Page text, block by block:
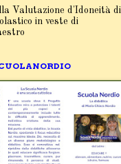
Valutazione d'Idoneità di
in veste di